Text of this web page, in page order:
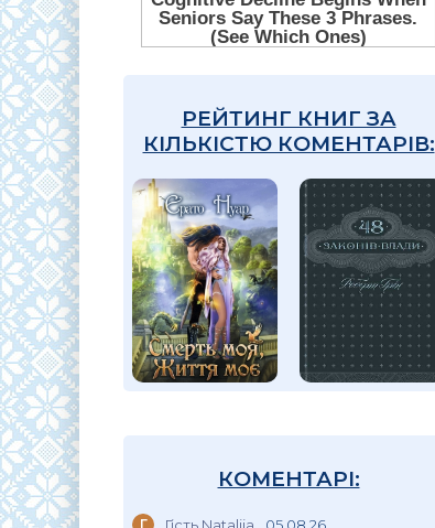
РЕЙТИНГ КНИГ ЗА
КІЛЬКІСТЮ КОМЕНТАРІВ:
КОМЕНТАРІ:
Г